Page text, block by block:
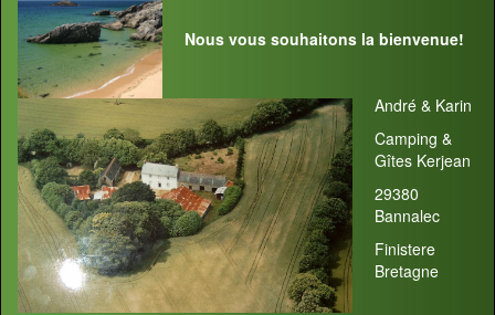
Nous vous souhaitons la bienvenue!
André & Karin
Camping &
Gîtes Kerjean
29380
Bannalec
Finistere
Bretagne